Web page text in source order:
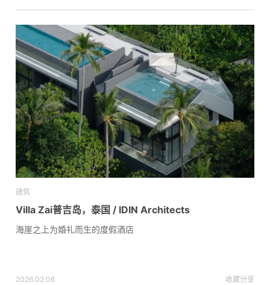
建筑
Villa Zai普吉岛，泰国 / IDIN Architects
海崖之上为婚礼而生的度假酒店
2026.02.06 收藏分享